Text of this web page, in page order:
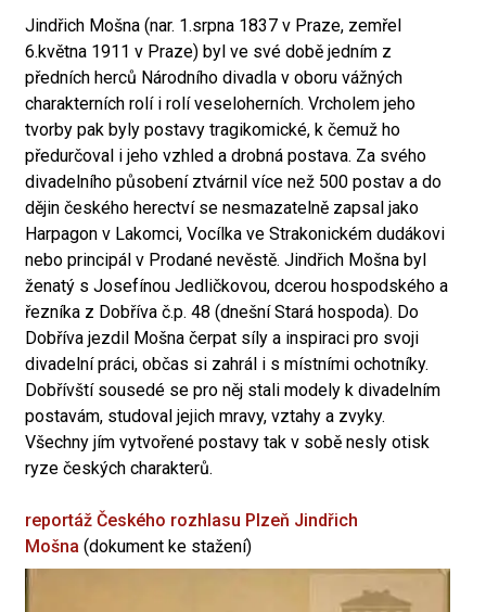
Jindřich Mošna (nar. 1.srpna 1837 v Praze, zemřel
6.května 1911 v Praze) byl ve své době jedním z
předních herců Národního divadla v oboru vážných
charakterních rolí i rolí veseloherních. Vrcholem jeho
tvorby pak byly postavy tragikomické, k čemuž ho
předurčoval i jeho vzhled a drobná postava. Za svého
divadelního působení ztvárnil více než 500 postav a do
dějin českého herectví se nesmazatelně zapsal jako
Harpagon v Lakomci, Vocílka ve Strakonickém dudákovi
nebo principál v Prodané nevěstě. Jindřich Mošna byl
ženatý s Josefínou Jedličkovou, dcerou hospodského a
řezníka z Dobříva č.p. 48 (dnešní Stará hospoda). Do
Dobříva jezdil Mošna čerpat síly a inspiraci pro svoji
divadelní práci, občas si zahrál i s místními ochotníky.
Dobřívští sousedé se pro něj stali modely k divadelním
postavám, studoval jejich mravy, vztahy a zvyky.
Všechny jím vytvořené postavy tak v sobě nesly otisk
ryze českých charakterů.
reportáž Českého rozhlasu Plzeň Jindřich
Mošna (dokument ke stažení)